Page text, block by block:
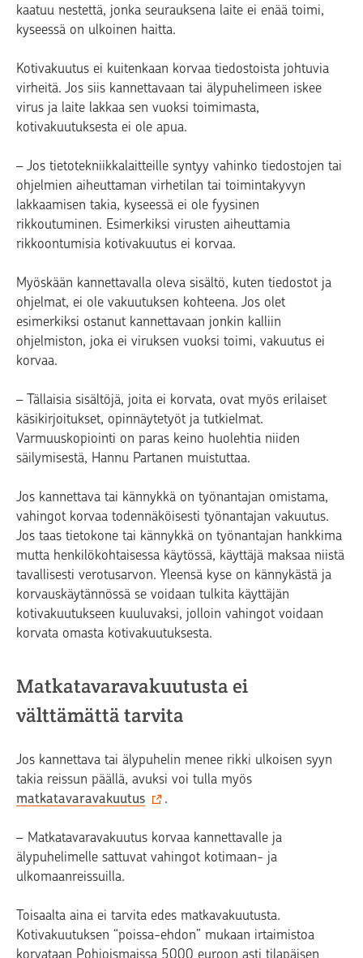
kaatuu nestettä, jonka seurauksena laite ei enää toimi,
kyseessä on ulkoinen haitta.
Kotivakuutus ei kuitenkaan korvaa tiedostoista johtuvia
virheitä. Jos siis kannettavaan tai älypuhelimeen iskee
virus ja laite lakkaa sen vuoksi toimimasta,
kotivakuutuksesta ei ole apua.
– Jos tietotekniikkalaitteille syntyy vahinko tiedostojen tai
ohjelmien aiheuttaman virhetilan tai toimintakyvyn
lakkaamisen takia, kyseessä ei ole fyysinen
rikkoutuminen. Esimerkiksi virusten aiheuttamia
rikkoontumisia kotivakuutus ei korvaa.
Myöskään kannettavalla oleva sisältö, kuten tiedostot ja
ohjelmat, ei ole vakuutuksen kohteena. Jos olet
esimerkiksi ostanut kannettavaan jonkin kalliin
ohjelmiston, joka ei viruksen vuoksi toimi, vakuutus ei
korvaa.
– Tällaisia sisältöjä, joita ei korvata, ovat myös erilaiset
käsikirjoitukset, opinnäytetyöt ja tutkielmat.
Varmuuskopiointi on paras keino huolehtia niiden
säilymisestä, Hannu Partanen muistuttaa.
Jos kannettava tai kännykkä on työnantajan omistama,
vahingot korvaa todennäköisesti työnantajan vakuutus.
Jos taas tietokone tai kännykkä on työnantajan hankkima
mutta henkilökohtaisessa käytössä, käyttäjä maksaa niistä
tavallisesti verotusarvon. Yleensä kyse on kännykästä ja
korvauskäytännössä se voidaan tulkita käyttäjän
kotivakuutukseen kuuluvaksi, jolloin vahingot voidaan
korvata omasta kotivakuutuksesta.
Matkatavaravakuutusta ei
välttämättä tarvita
Jos kannettava tai älypuhelin menee rikki ulkoisen syyn
takia reissun päällä, avuksi voi tulla myös
matkatavaravakuutus
.
– Matkatavaravakuutus korvaa kannettavalle ja
älypuhelimelle sattuvat vahingot kotimaan- ja
ulkomaanreissuilla.
Toisaalta aina ei tarvita edes matkavakuutusta.
Kotivakuutuksen “poissa-ehdon” mukaan irtaimistoa
korvataan Pohjoismaissa 5000 euroon asti tilapäisen